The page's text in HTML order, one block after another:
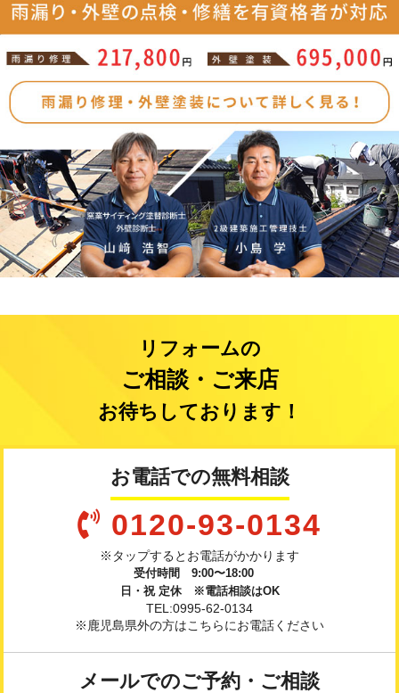
リフォームの
ご相談・ご来店
お待ちしております！
お電話での無料相談
0120-93-0134
※タップするとお電話がかかります
受付時間 9:00〜18:00
日・祝 定休 ※電話相談はOK
TEL:0995-62-0134
※鹿児島県外の方はこちらにお電話ください
メールでのご予約・ご相談